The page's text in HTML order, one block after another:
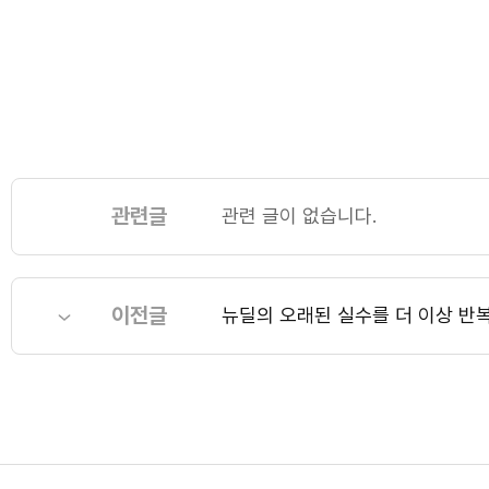
관련글 관련 글이 없습니다.
이전글 뉴딜의 오래된 실수를 더 이상 반